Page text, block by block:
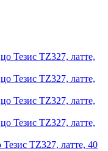
TZ327, латте, 40